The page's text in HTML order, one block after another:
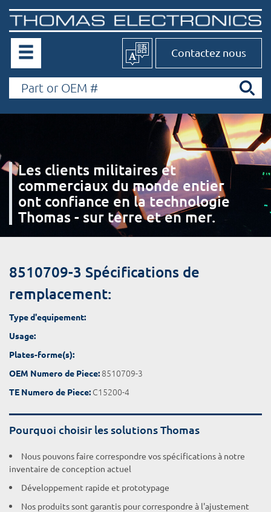
Contactez nous
Les clients militaires et
commerciaux du monde entier
ont confiance en la technologie
Thomas - sur terre et en mer.
8510709-3 Spécifications de
remplacement:
Type d'equipement:
Usage:
Plates-forme(s):
OEM Numero de Piece: 8510709-3
TE Numero de Piece: C15200-4
Pourquoi choisir les solutions Thomas
Nous pouvons faire correspondre vos spécifications à notre
inventaire de conception actuel
Développement rapide et prototypage
Nos produits sont garantis pour correspondre à l'ajustement